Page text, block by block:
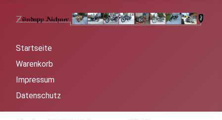
Startseite
Warenkorb
Impressum
Datenschutz